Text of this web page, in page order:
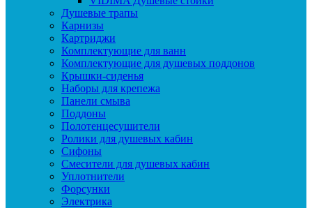
Душевые трапы
Карнизы
Картриджи
Комплектующие для ванн
Комплектующие для душевых поддонов
Крышки-сиденья
Наборы для крепежа
Панели смыва
Поддоны
Полотенцесушители
Ролики для душевых кабин
Сифоны
Смесители для душевых кабин
Уплотнители
Форсунки
Электрика